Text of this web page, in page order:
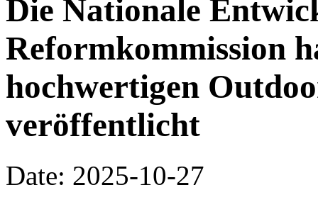
Die Nationale
Reformkommission
hochwertigen
veröffentlicht
Date: 2025-10-27